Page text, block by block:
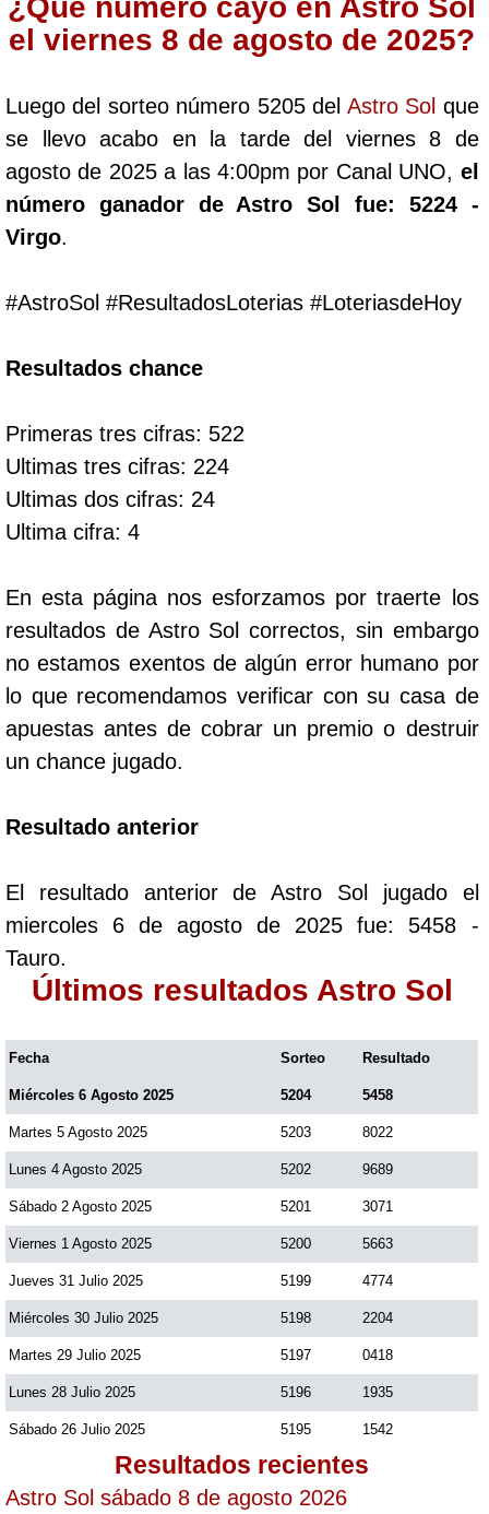
Cafeterito Tarde
Caribeña Día
Caribeña Noche
Culona noche
Dorado Mañana
Dorado Tarde
Dorado Noche
Fantástica Día
Motilon Noche
Paisita Día
Paisita 3
Pick 3 Día
Pick 3 Noche
Pick 4 Día
Pick 4 Noche
Pijao de Oro
¿Qué número cayó en Astro Sol
el viernes 8 de agosto de 2025?
Luego del sorteo número 5205 del Astro Sol que
se llevo acabo en la tarde del viernes 8 de
agosto de 2025 a las 4:00pm por Canal UNO, el
número ganador de Astro Sol fue: 5224 -
Virgo.
#AstroSol #ResultadosLoterias #LoteriasdeHoy
Resultados chance
Primeras tres cifras: 522
Ultimas tres cifras: 224
Ultimas dos cifras: 24
Ultima cifra: 4
En esta página nos esforzamos por traerte los
resultados de Astro Sol correctos, sin embargo
no estamos exentos de algún error humano por
lo que recomendamos verificar con su casa de
apuestas antes de cobrar un premio o destruir
un chance jugado.
Resultado anterior
El resultado anterior de Astro Sol jugado el
miercoles 6 de agosto de 2025 fue: 5458 -
Tauro.
Últimos resultados Astro Sol
Fecha Sorteo Resultado
Miércoles 6 Agosto 2025 5204 5458
Martes 5 Agosto 2025 5203 8022
Lunes 4 Agosto 2025 5202 9689
Sábado 2 Agosto 2025 5201 3071
Viernes 1 Agosto 2025 5200 5663
Jueves 31 Julio 2025 5199 4774
Miércoles 30 Julio 2025 5198 2204
Martes 29 Julio 2025 5197 0418
Lunes 28 Julio 2025 5196 1935
Sábado 26 Julio 2025 5195 1542
Resultados recientes
Astro Sol sábado 8 de agosto 2026